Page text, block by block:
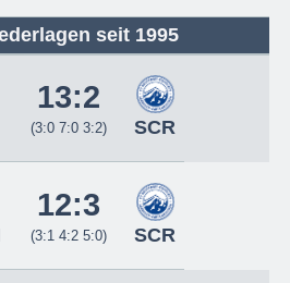
seit 1995
13:2
(3:0 7:0 3:2) SCR
12:3
(3:1 4:2 5:0) SCR